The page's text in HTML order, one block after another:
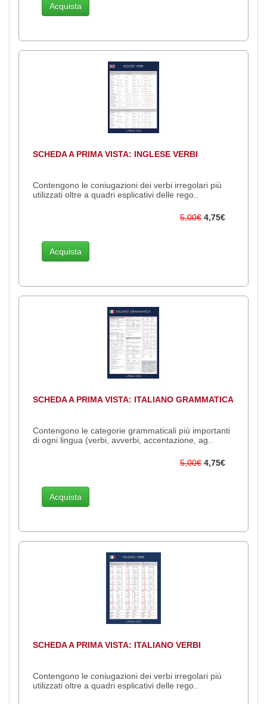
Acquista
SCHEDA A PRIMA VISTA: INGLESE VERBI
Contengono le coniugazioni dei verbi irregolari più
utilizzati oltre a quadri esplicativi delle rego..
5,00€ 4,75€
Acquista
SCHEDA A PRIMA VISTA: ITALIANO GRAMMATICA
Contengono le categorie grammaticali più importanti
di ogni lingua (verbi, avverbi, accentazione, ag..
5,00€ 4,75€
Acquista
SCHEDA A PRIMA VISTA: ITALIANO VERBI
Contengono le coniugazioni dei verbi irregolari più
utilizzati oltre a quadri esplicativi delle rego..